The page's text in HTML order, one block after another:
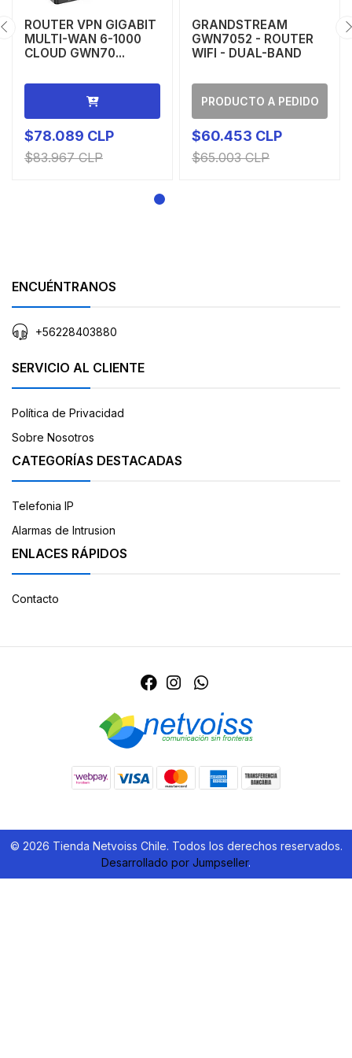
ROUTER VPN GIGABIT
MULTI-WAN 6-1000
CLOUD GWN70...
$78.089 CLP
$83.967 CLP
GRANDSTREAM
GWN7052 - ROUTER
WIFI - DUAL-BAND
PRODUCTO A PEDIDO
$60.453 CLP
$65.003 CLP
ENCUÉNTRANOS
+56228403880
SERVICIO AL CLIENTE
Política de Privacidad
Sobre Nosotros
CATEGORÍAS DESTACADAS
Telefonia IP
Alarmas de Intrusion
ENLACES RÁPIDOS
Contacto
© 2026 Tienda Netvoiss Chile. Todos los derechos reservados.
Desarrollado por Jumpseller.